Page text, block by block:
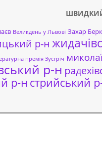
Великдень у Львові Захар
р-н
премія Зустріч
р-н
р-н стрийський